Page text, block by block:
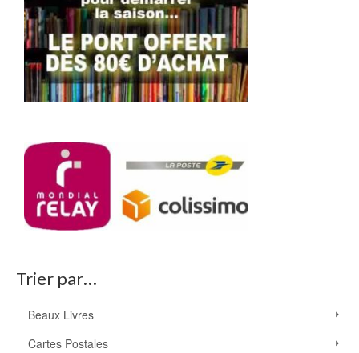
Trier par…
Beaux Livres
Cartes Postales